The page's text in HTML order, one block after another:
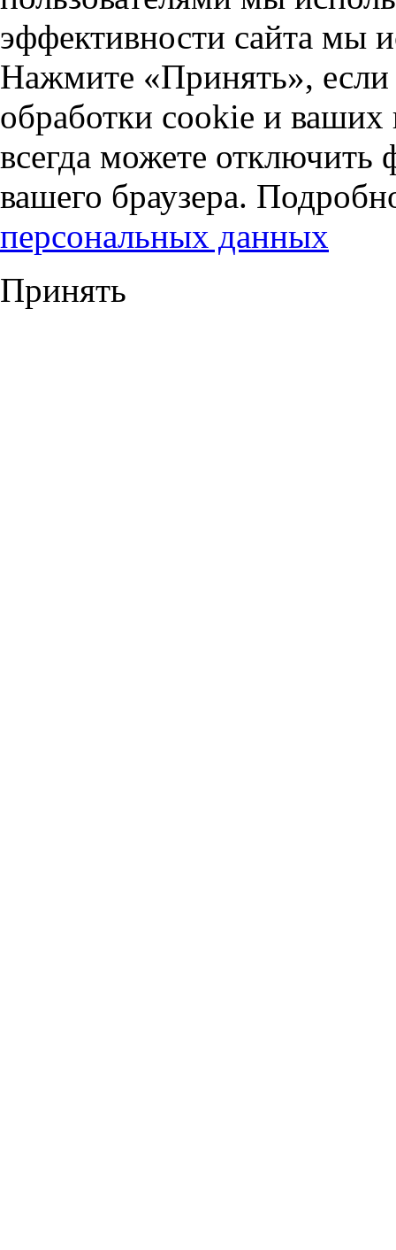
эффективности сайта мы
Нажмите «Принять», если
обработки cookie и
всегда можете отключить
вашего браузера.
персональных данных
Принять